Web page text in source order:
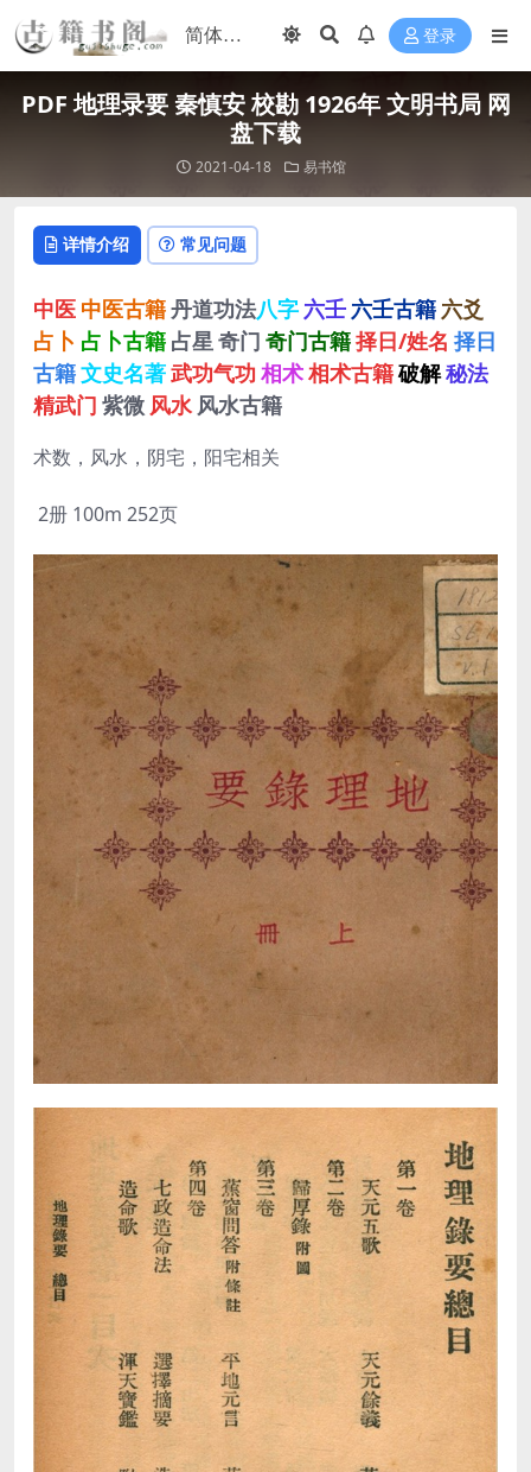
登录
PDF 地理录要 秦慎安 校勘 1926年 文明书局 网
盘下载
2021-04-18 易书馆
详情介绍 常见问题
中医 中医古籍丹道功法八字 六壬 六壬古籍 六爻
占卜 占卜古籍 占星 奇门 奇门古籍择日/姓名 择日
古籍文史名著武功气功 相术相术古籍破解秘法
精武门 紫微 风水 风水古籍
术数，风水，阴宅，阳宅相关
2册 100m 252页